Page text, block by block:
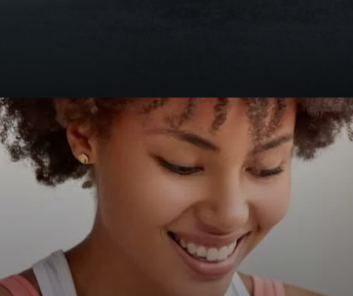
Opening https://falaregional.com.br/guia-lgpd-entenda-o-que-e-a-lei-geral-de-protecao-de-dados-pessoais.html